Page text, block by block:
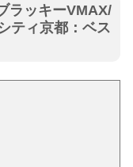
ラッキーVMAX/
ティ京都：ベス